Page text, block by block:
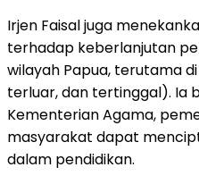
Irjen Faisal juga
terhadap keberlanjutan
wilayah Papua, terutama
terluar, dan tertinggal). Ia
Kementerian Agama,
masyarakat dapat
dalam pendidikan.